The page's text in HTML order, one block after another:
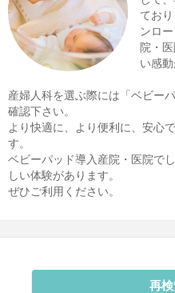
てお
ンロ
院・
い感動
産婦人科を選ぶ際には「ベビー
確認下さい。
より快適に、より便利に、安心
す。
ベビーパッド導入産院・医院で
しい体験があります。
ぜひご利用ください。
再